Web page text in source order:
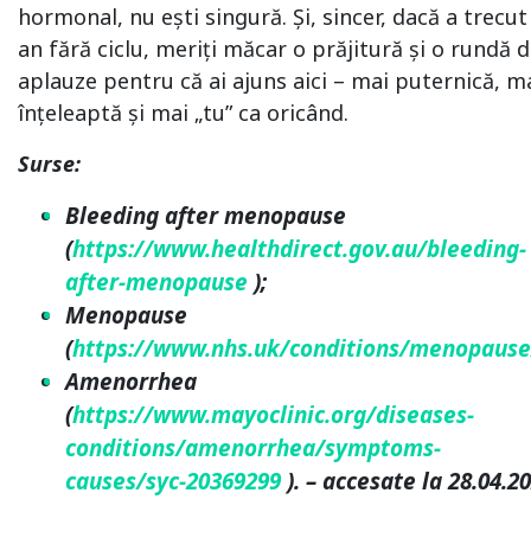
hormonal, nu ești singură. Și, sincer, dacă a
an fără ciclu, meriți măcar o prăjitură și o rundă
aplauze pentru că ai ajuns aici – mai puternică,
înțeleaptă și mai „tu” ca oricând.
Surse:
Bleeding after menopause
(https://www.healthdirect.gov.au/bleeding-
after-menopause );
Menopause
(https://www.nhs.uk/conditions/
Amenorrhea
(https://www.mayoclinic.org/diseases-
conditions/amenorrhea/symptoms-
causes/syc-20369299). – accesate la